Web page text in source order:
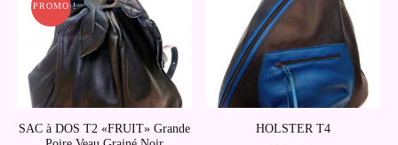
PROMO !
SAC à DOS T2 «FRUIT» Grande
HOLSTER T4